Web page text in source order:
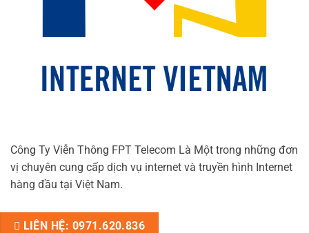
Công Ty Viễn Thông FPT Telecom Là Một trong những đơn
vị chuyên cung cấp dịch vụ internet và truyền hình Internet
hàng đầu tại Việt Nam.
LIÊN HỆ: 0971.620.836